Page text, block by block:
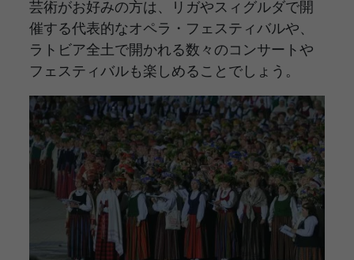
芸術がお好みの方は、リガやスィグルダで開
催する代表的なオペラ・フェスティバルや、
ラトビア全土で開かれる数々のコンサートや
フェスティバルも楽しめることでしょう。